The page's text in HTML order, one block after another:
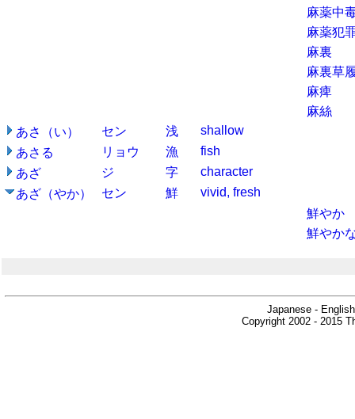
麻薬中
麻薬犯
麻裏
麻裏草
麻痺
麻絲
あさ（い）
セン 浅
shallow
あさる
リョウ 漁
fish
あざ
ジ 字
character
あざ（やか）
セン 鮮
vivid, fresh
鮮やか
鮮やか
Japanese -
Copyright 2002 - 2015